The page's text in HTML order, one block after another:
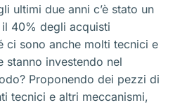
ultimi due anni c’è stato un
40% degli acquisti
ci sono anche molti tecnici e
stanno investendo nel
Proponendo dei pezzi di
tecnici e altri meccanismi,